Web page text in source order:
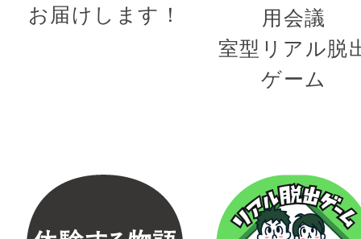
お届けします！
用会議
室型リアル脱
ゲーム